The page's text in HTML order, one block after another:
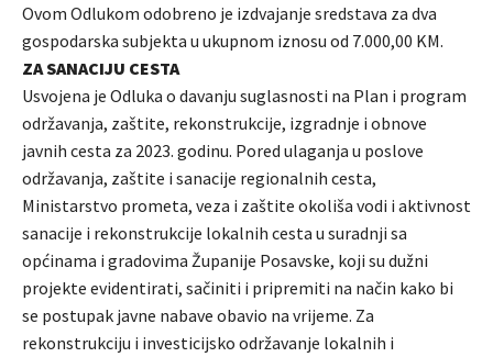
Ovom Odlukom odobreno je izdvajanje sredstava za dva
gospodarska subjekta u ukupnom iznosu od 7.000,00 KM.
ZA SANACIJU CESTA
Usvojena je Odluka o davanju suglasnosti na Plan i program
održavanja, zaštite, rekonstrukcije, izgradnje i obnove
javnih cesta za 2023. godinu. Pored ulaganja u poslove
održavanja, zaštite i sanacije regionalnih cesta,
Ministarstvo prometa, veza i zaštite okoliša vodi i aktivnost
sanacije i rekonstrukcije lokalnih cesta u suradnji sa
općinama i gradovima Županije Posavske, koji su dužni
projekte evidentirati, sačiniti i pripremiti na način kako bi
se postupak javne nabave obavio na vrijeme. Za
rekonstrukciju i investicijsko održavanje lokalnih i